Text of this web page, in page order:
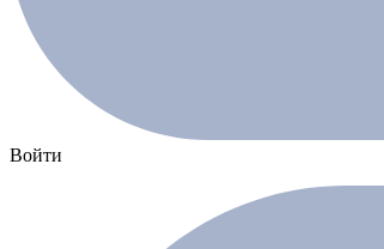
Войти